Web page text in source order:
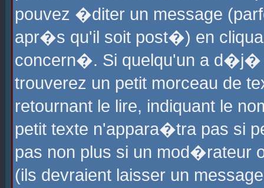
pouvez �diter un message
apr�s qu'il soit post�) en
concern�. Si quelqu'un a
trouverez un petit morceau de
retournant le lire, indiquant le
petit texte n'appara�tra pas si
pas non plus si un mod�rateur
(ils devraient laisser un